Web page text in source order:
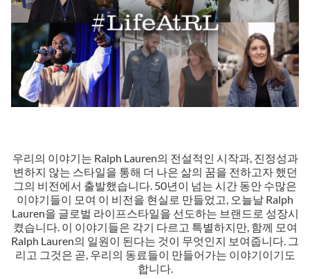
우리의 이야기는 Ralph Lauren의 전설적인 시작과, 진정성과
변하지 않는 스타일을 통해 더 나은 삶의 꿈을 전하고자 했던
그의 비전에서 출발했습니다. 50년이 넘는 시간 동안 수많은
이야기들이 모여 이 비전을 현실로 만들었고, 오늘날 Ralph
Lauren을 글로벌 라이프스타일을 선도하는 브랜드로 성장시
켰습니다. 이 이야기들은 각기 다르고 특별하지만, 함께 모여
Ralph Lauren의 일원이 된다는 것이 무엇인지 보여줍니다. 그
리고 그것은 곧, 우리의 동료들이 만들어가는 이야기이기도
합니다.